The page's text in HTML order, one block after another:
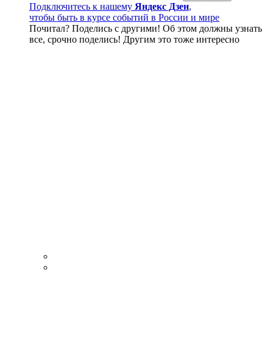
Подключитесь к нашему Яндекс Дзен,
чтобы быть в курсе событий в России и мире
Почитал? Поделись с другими! Об этом должны узнать
все, срочно поделись! Другим это тоже интересно